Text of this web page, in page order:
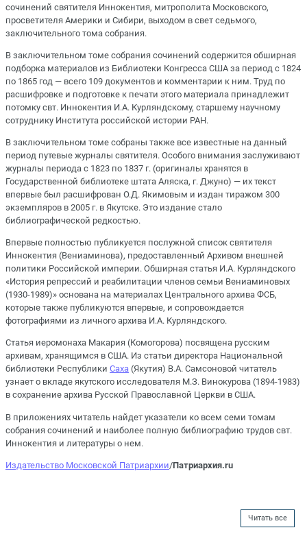
сочинений святителя Иннокентия, митрополита Московского,
просветителя Америки и Сибири, выходом в свет седьмого,
заключительного тома собрания.
В заключительном томе собрания сочинений содержится обширная
подборка материалов из Библиотеки Конгресса США за период с 1824
по 1865 год — всего 109 документов и комментарии к ним. Труд по
расшифровке и подготовке к печати этого материала принадлежит
потомку свт. Иннокентия И.А. Курляндскому, старшему научному
сотруднику Института российской истории РАН.
В заключительном томе собраны также все известные на данный
период путевые журналы святителя. Особого внимания заслуживают
журналы периода с 1823 по 1837 г. (оригиналы хранятся в
Государственной библиотеке штата Аляска, г. Джуно) — их текст
впервые был расшифрован О.Д. Якимовым и издан тиражом 300
экземпляров в 2005 г. в Якутске. Это издание стало
библиографической редкостью.
Впервые полностью публикуется послужной список святителя
Иннокентия (Вениаминова), предоставленный Архивом внешней
политики Российской империи. Обширная статья И.А. Курляндского
«История репрессий и реабилитации членов семьи Вениаминовых
(1930-1989)» основана на материалах Центрального архива ФСБ,
которые также публикуются впервые, и сопровождается
фотографиями из личного архива И.А. Курляндского.
Статья иеромонаха Макария (Комогорова) посвящена русским
архивам, хранящимся в США. Из статьи директора Национальной
библиотеки Республики Саха (Якутия) В.А. Самсоновой читатель
узнает о вкладе якутского исследователя М.З. Винокурова (1894-1983)
в сохранение архива Русской Православной Церкви в США.
В приложениях читатель найдет указатели ко всем семи томам
собрания сочинений и наиболее полную библиографию трудов свт.
Иннокентия и литературы о нем.
Издательство Московской Патриархии/Патриархия.ru
Читать все